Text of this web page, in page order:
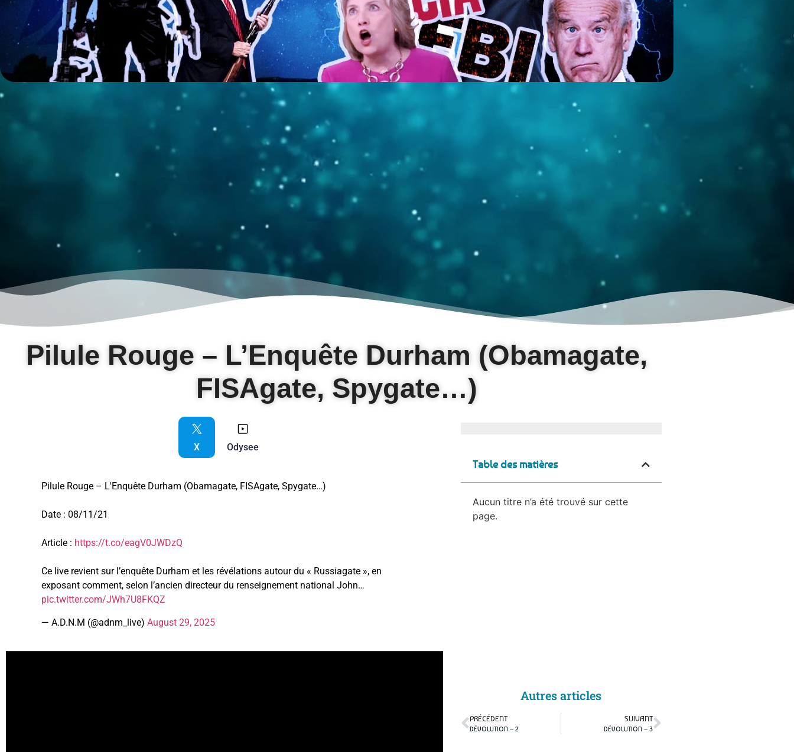
Pilule Rouge – L’Enquête Durham (Obamagate,
FISAgate, Spygate…)
X Odysee
Pilule Rouge – L'Enquête Durham (Obamagate, FISAgate, Spygate…)
Date : 08/11/21
Article : https://t.co/eagV0JWDzQ
Ce live revient sur l’enquête Durham et les révélations autour du « Russiagate », en
exposant comment, selon l’ancien directeur du renseignement national John…
pic.twitter.com/JWh7U8FKQZ
— A.D.N.M (@adnm_live) August 29, 2025
Table des matières
Aucun titre n’a été trouvé sur cette
page.
Autres articles
PRÉCÉDENT
DÉVOLUTION – 2
SUIVANT
DÉVOLUTION – 3